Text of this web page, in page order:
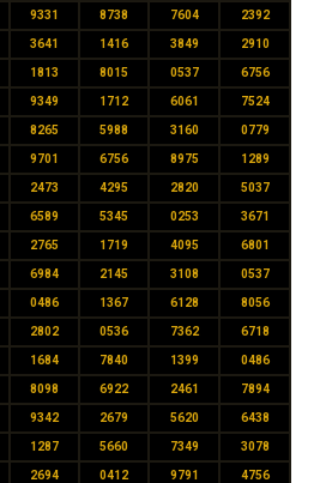
9331 8738 7604 2392
3641 1416 3849 2910
1813 8015 0537 6756
9349 1712 6061 7524
8265 5988 3160 0779
9701 6756 8975 1289
2473 4295 2820 5037
6589 5345 0253 3671
2765 1719 4095 6801
6984 2145 3108 0537
0486 1367 6128 8056
2802 0536 7362 6718
1684 7840 1399 0486
8098 6922 2461 7894
9342 2679 5620 6438
1287 5660 7349 3078
2694 0412 9791 4756